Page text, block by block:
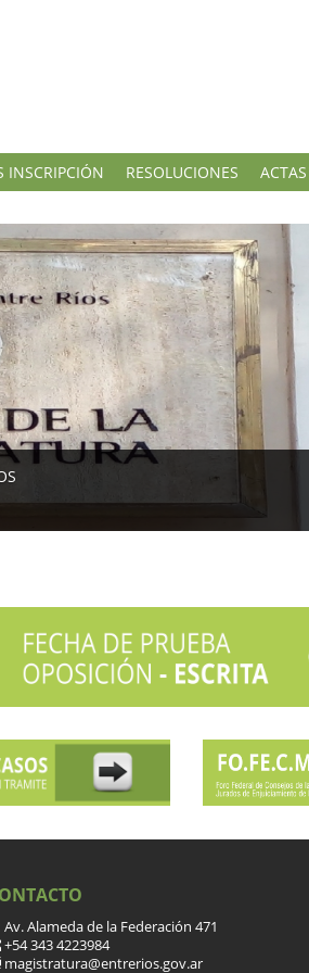
INSCRIPCIÓN RESOLUCIONES ACTAS
Av. Alameda de la Federación 471
+54 343 4223984
magistratura@entrerios.gov.ar